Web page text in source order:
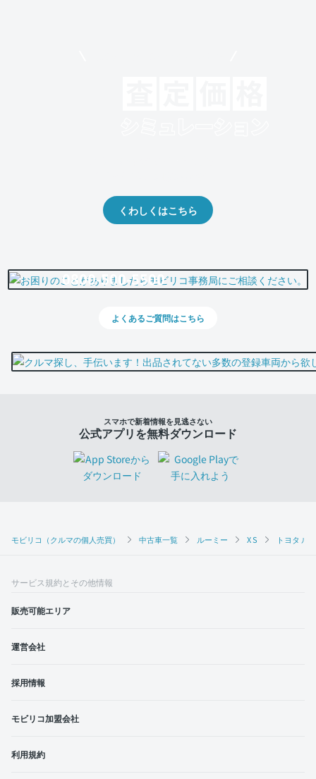
モビリコ（クルマの個人売買） 中古車一覧 ルーミー X S トヨタ ル
くわしくはこちら
0800-500-5500
よくあるご質問はこちら
スマホで新着情報を見逃さない
公式アプリを無料ダウンロード
サービス規約とその他情報
販売可能エリア
運営会社
採用情報
モビリコ加盟会社
利用規約